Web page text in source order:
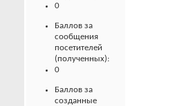
0
Баллов за
сообщения
посетителей
(полученных):
0
Баллов за
созданные